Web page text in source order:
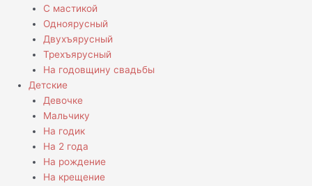
С мастикой
Одноярусный
Двухъярусный
Трехъярусный
На годовщину свадьбы
Детские
Девочке
Мальчику
На годик
На 2 года
На рождение
На крещение